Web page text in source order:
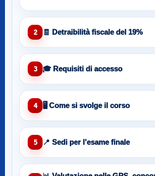
2 🧾 Detraibilità fiscale del 19%
3 🎓 Requisiti di accesso
4 🖥️ Come si svolge il corso
5 📍 Sedi per l’esame finale